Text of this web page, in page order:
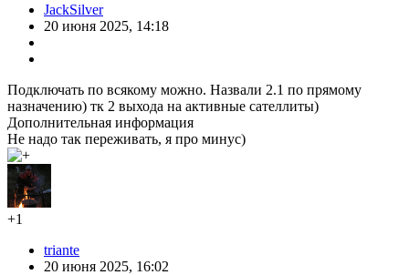
JackSilver
20 июня 2025, 14:18
Подключать по всякому можно. Назвали 2.1 по прямому
назначению) тк 2 выхода на активные сателлиты)
Дополнительная информация
Не надо так переживать, я про минус)
+1
triante
20 июня 2025, 16:02